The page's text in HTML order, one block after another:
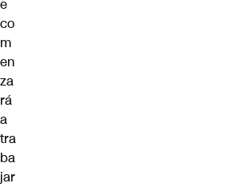
e
co
m
en
za
rá
a
tra
ba
jar